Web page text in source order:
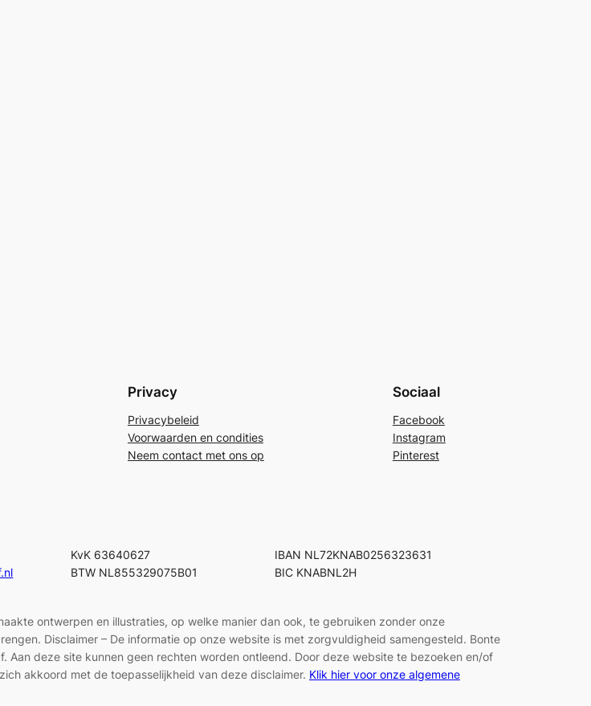
Privacy
Privacybeleid
Voorwaarden en condities
Neem contact met ons op
Sociaal
Facebook
Instagram
Pinterest
KvK 63640627
BTW NL855329075B01
IBAN NL72KNAB0256323631
BIC KNABNL2H
ontwerpen en illustraties, op welke manier dan ook, te gebruiken zonder onze
Disclaimer – De informatie op onze website is met zorgvuldigheid samengesteld. Bonte
Aan deze site kunnen geen rechten worden ontleend. Door deze website te bezoeken en/of
akkoord met de toepasselijkheid van deze disclaimer. Klik hier voor onze algemene